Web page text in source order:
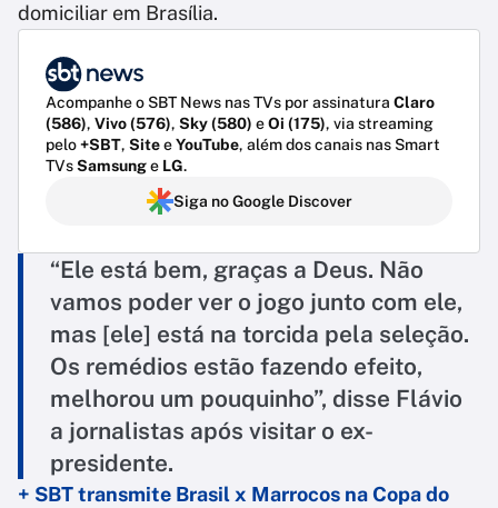
domiciliar em Brasília.
Acompanhe o SBT News nas TVs por assinatura Claro
(586), Vivo (576), Sky (580) eOi (175), via streaming
pelo+SBT, SiteeYouTube, além dos canais nas Smart
TVsSamsunge LG.
Siga no Google Discover
“Ele está bem, graças a Deus. Não
vamos poder ver o jogo junto com ele,
mas [ele] está na torcida pela seleção.
Os remédios estão fazendo efeito,
melhorou um pouquinho”, disse Flávio
a jornalistas após visitar o ex-
presidente.
+ SBT transmite Brasil x Marrocos na Copa do